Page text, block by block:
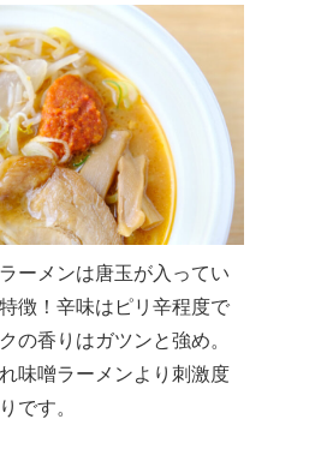
ーメンは唐玉が入ってい
徴！辛味はピリ辛程度で
の香りはガツンと強め。
味噌ラーメンより刺激度
です。